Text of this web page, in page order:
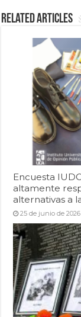
Related Articles
Encuesta
altamente
alternativas a
25 de junio de 2026